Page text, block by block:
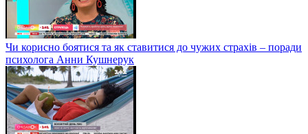
Чи корисно боятися та як ставитися до чужих страхів – поради
психолога Анни Кушнерук